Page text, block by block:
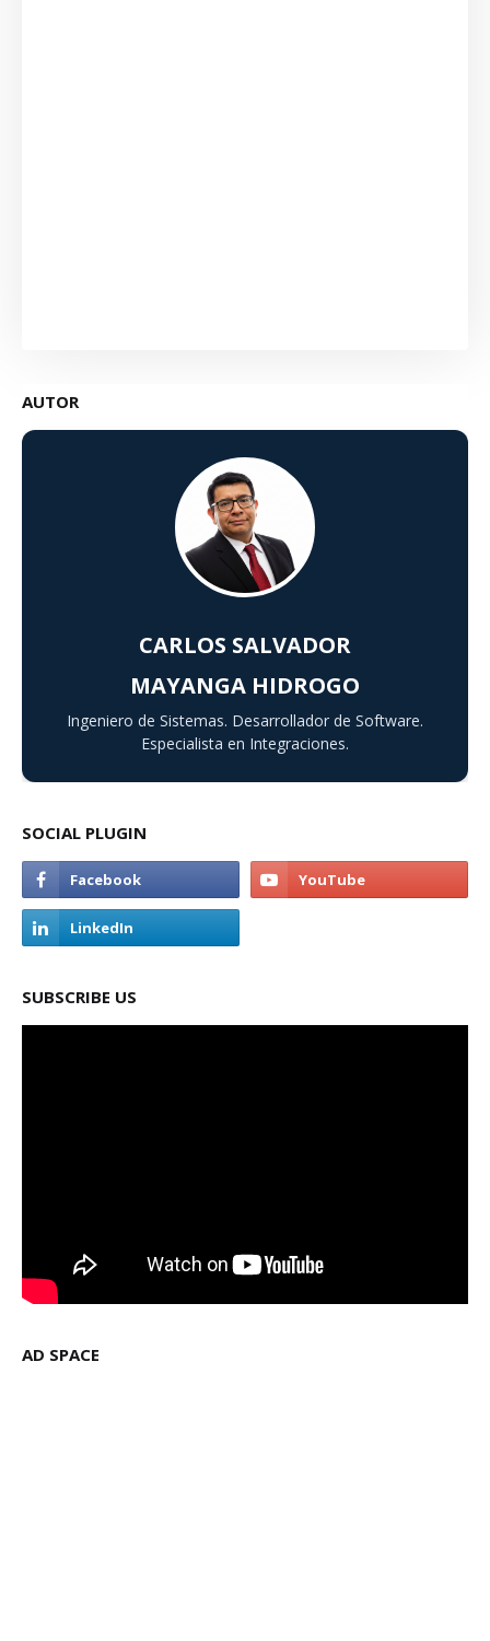
AUTOR
CARLOS SALVADOR
MAYANGA HIDROGO
Ingeniero de Sistemas. Desarrollador de Software.
Especialista en Integraciones.
SOCIAL PLUGIN
SUBSCRIBE US
AD SPACE